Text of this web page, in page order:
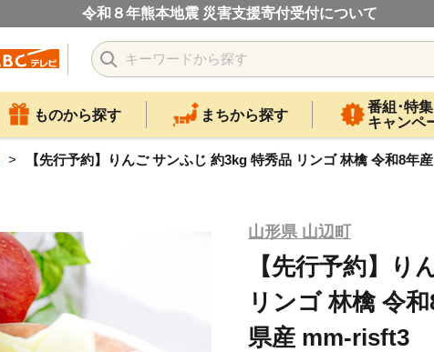
令和８年熊本地震 災害支援寄付受付について
ものから探す まちから探す
番組･特集
キャンペ
【先行予約】りんご サンふじ 約3kg 特秀品 リンゴ 林檎 令和8年
山形県 山辺町
【先行予約】
リンゴ 林檎 令
県産 mm-risft3